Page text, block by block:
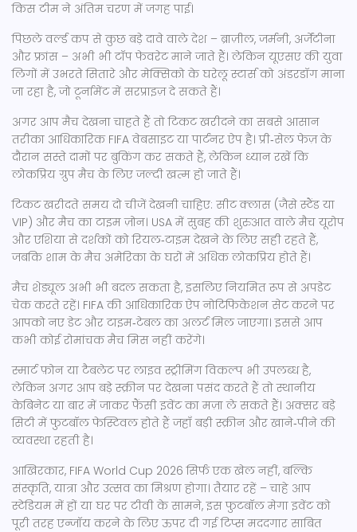
किस टीम ने अंतिम चरण में जगह पाई।
पिछले वर्ल्ड कप से कुछ बड़े दावे वाले देश – ब्राज़ील, जर्मनी, अर्जेंटीना
और फ्रांस – अभी भी टॉप फेवरेट माने जाते हैं। लेकिन यूएसए की युवा
लिगों में उभरते सितारे और मेक्सिको के घरेलू स्टार्स को अंडरडॉग माना
जा रहा है, जो टूर्नामेंट में सरप्राइज़ दे सकते हैं।
अगर आप मैच देखना चाहते हैं तो टिकट खरीदने का सबसे आसान
तरीका आधिकारिक FIFA वेबसाइट या पार्टनर ऐप है। प्री‑सेल फेज़ के
दौरान सस्ते दामों पर बुकिंग कर सकते हैं, लेकिन ध्यान रखें कि
लोकप्रिय ग्रुप मैच के लिए जल्दी खत्म हो जाते हैं।
टिकट खरीदते समय दो चीजें देखनी चाहिए: सीट क्लास (जैसे स्टैंड या
VIP) और मैच का टाइम ज़ोन। USA में सुबह की शुरुआत वाले मैच यूरोप
और एशिया से दर्शकों को रियल‑टाइम देखने के लिए सही रहते हैं,
जबकि शाम के मैच अमेरिका के घरों में अधिक लोकप्रिय होते हैं।
मैच शेड्यूल अभी भी बदल सकता है, इसलिए नियमित रूप से अपडेट
चेक करते रहें। FIFA की आधिकारिक ऐप नोटिफिकेशन सेट करने पर
आपको नए डेट और टाइम‑टेबल का अलर्ट मिल जाएगा। इससे आप
कभी कोई रोमांचक मैच मिस नहीं करेंगे।
स्मार्ट फ़ोन या टैबलेट पर लाइव स्ट्रीमिंग विकल्प भी उपलब्ध है,
लेकिन अगर आप बड़े स्क्रीन पर देखना पसंद करते हैं तो स्थानीय
केबिनेट या बार में जाकर फैंसी इवेंट का मज़ा ले सकते हैं। अक्सर बड़े
सिटी में फुटबॉल फेस्टिवल होते हैं जहाँ बड़ी स्क्रीन और खाने‑पीने की
व्यवस्था रहती है।
आखिरकार, FIFA World Cup 2026 सिर्फ एक खेल नहीं, बल्कि
संस्कृति, यात्रा और उत्सव का मिश्रण होगा। तैयार रहें – चाहे आप
स्टेडियम में हों या घर पर टीवी के सामने, इस फुटबॉल मेगा इवेंट को
पूरी तरह एन्जॉय करने के लिए ऊपर दी गई टिप्स मददगार साबित